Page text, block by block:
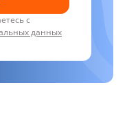
с
данных